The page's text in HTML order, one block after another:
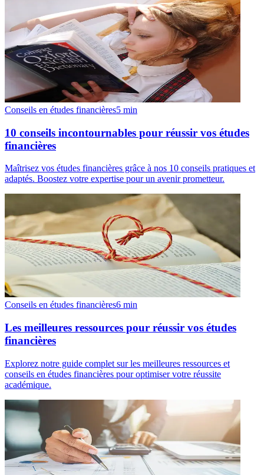
Conseils en études financières5 min
10 conseils incontournables pour réussir vos études
financières
Maîtrisez vos études financières grâce à nos 10 conseils pratiques et
adaptés. Boostez votre expertise pour un avenir prometteur.
Conseils en études financières6 min
Les meilleures ressources pour réussir vos études
financières
Explorez notre guide complet sur les meilleures ressources et
conseils en études financières pour optimiser votre réussite
académique.